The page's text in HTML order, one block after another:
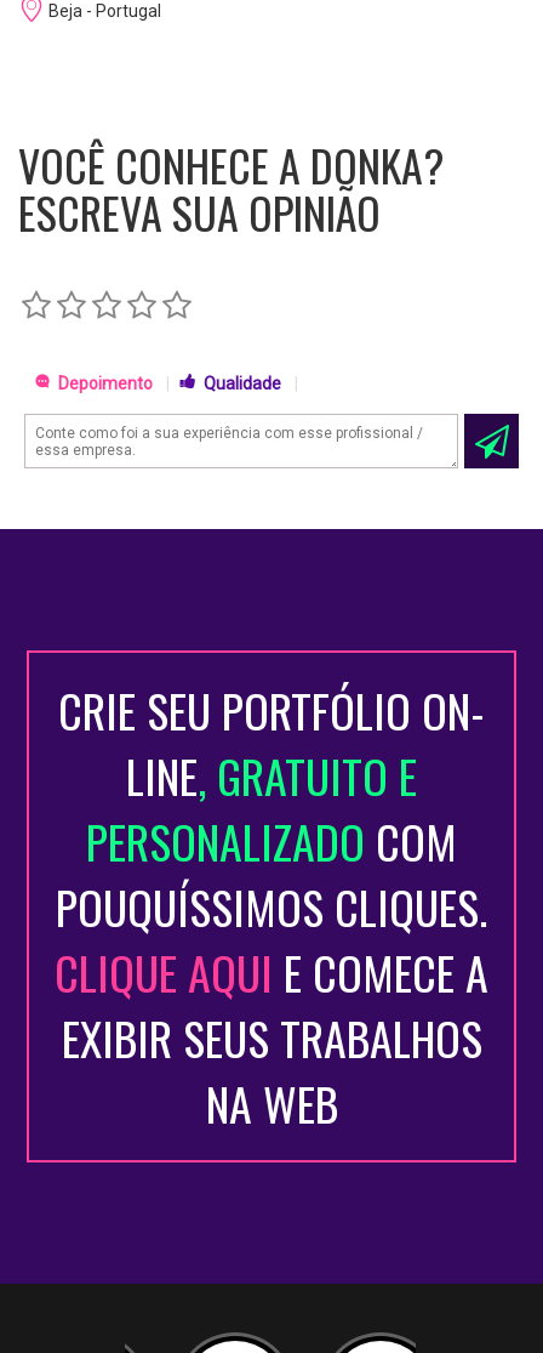
Beja - Portugal
VOCÊ CONHECE A DONKA?
ESCREVA SUA OPINIÃO
Depoimento Qualidade
CRIE SEU PORTFÓLIO ON-
LINE, GRATUITO E
PERSONALIZADO COM
POUQUÍSSIMOS CLIQUES.
CLIQUE AQUI E COMECE A
EXIBIR SEUS TRABALHOS
NA WEB